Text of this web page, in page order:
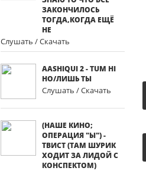
ЗАКОНЧИЛОСЬ
ТОГДА,КОГДА ЕЩЁ
НЕ
Слушать / Скачать
AASHIQUI 2 - TUM HI
HO/ЛИШЬ ТЫ
Слушать / Скачать
(НАШЕ КИНО;
ОПЕРАЦИЯ "Ы") -
ТВИСТ (ТАМ ШУРИК
ХОДИТ ЗА ЛИДОЙ С
КОНСПЕКТОМ)